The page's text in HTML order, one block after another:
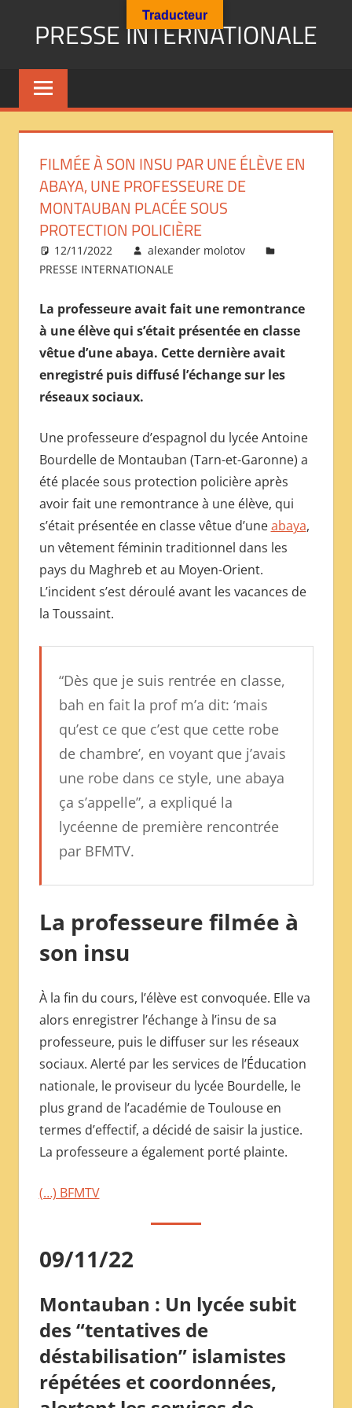
PRESSE INTERNATIONALE
Presse
Internationale
Géopolitique
Immigration
Société
Emploi
Economie
Géostratégie-
INTERNATIONAL
REVIEW
——
ОБЗОР
МЕЖДУНАРОДНОЙ
ПРЕССЫ
FILMÉE À SON INSU PAR UNE ÉLÈVE EN
ABAYA, UNE PROFESSEURE DE
MONTAUBAN PLACÉE SOUS
PROTECTION POLICIÈRE
12/11/2022
alexander molotov
PRESSE INTERNATIONALE
La professeure avait fait une remontrance
à une élève qui s’était présentée en classe
vêtue d’une abaya. Cette dernière avait
enregistré puis diffusé l’échange sur les
réseaux sociaux.
Une professeure d’espagnol du lycée Antoine
Bourdelle de Montauban (Tarn-et-Garonne) a
été placée sous protection policière après
avoir fait une remontrance à une élève, qui
s’était présentée en classe vêtue d’uneabaya,
un vêtement féminin traditionnel dans les
pays du Maghreb et au Moyen-Orient.
L’incident s’est déroulé avant les vacances de
la Toussaint.
“Dès que je suis rentrée en classe,
bah en fait la prof m’a dit: ‘mais
qu’est ce que c’est que cette robe
de chambre’, en voyant que j’avais
une robe dans ce style, une abaya
ça s’appelle”, a expliqué la
lycéenne de première rencontrée
par BFMTV.
La professeure filmée à
son insu
À la fin du cours, l’élève est convoquée. Elle va
alors enregistrer l’échange à l’insu de sa
professeure, puis le diffuser sur les réseaux
sociaux. Alerté par les services de l’Éducation
nationale, le proviseur du lycée Bourdelle, le
plus grand de l’académie de Toulouse en
termes d’effectif, a décidé de saisir la justice.
La professeure a également porté plainte.
(…) BFMTV
09/11/22
Montauban : Un lycée subit
des “tentatives de
déstabilisation” islamistes
répétées et coordonnées,
Traducteur